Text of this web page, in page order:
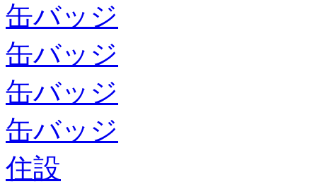
缶バッジ
缶バッジ
缶バッジ
缶バッジ
住設